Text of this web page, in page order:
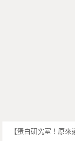
【蛋白研究室！原